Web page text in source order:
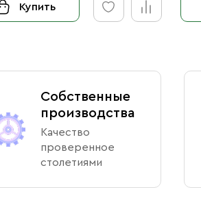
Купить
Собственные
производства
Качество
проверенное
столетиями